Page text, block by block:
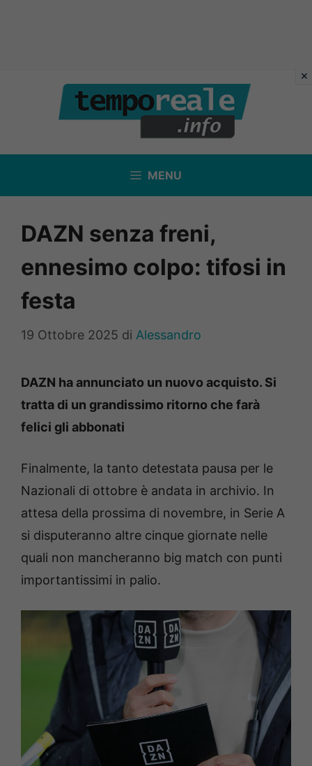
contenuto
MENU
DAZN senza freni,
ennesimo colpo: tifosi in
festa
19 Ottobre 2025 di Alessandro
DAZN ha annunciato un nuovo acquisto. Si
tratta di un grandissimo ritorno che farà
felici gli abbonati
Finalmente, la tanto detestata pausa per le
Nazionali di ottobre è andata in archivio. In
attesa della prossima di novembre, in Serie A
si disputeranno altre cinque giornate nelle
quali non mancheranno big match con punti
importantissimi in palio.